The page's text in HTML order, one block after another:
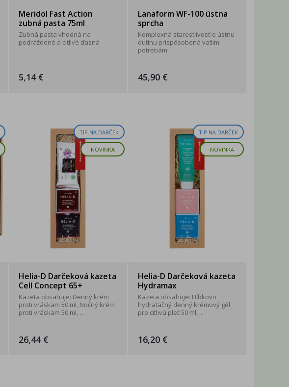
Meridol Fast Action
zubná pasta 75ml
Zubná pasta vhodná na
podráždené a citlivé ďasná
5,14 €
Lanaform WF-100 ústna
sprcha
Komplexná starostlivosť o ústnu
dutinu prispôsobená vašim
potrebám
45,90 €
TIP NA DARČEK
NOVINKA
Helia-D Darčeková kazeta
Cell Concept 65+
Kazeta obsahuje: Denný krém
proti vráskam 50 ml, Nočný krém
proti vráskam 50 ml, ...
26,44 €
TIP NA DARČEK
NOVINKA
Helia-D Darčeková kazeta
Hydramax
Kazeta obsahuje: Hĺbkovo
hydratačný denný krémový gél
pre citlivú pleť 50 ml, ...
16,20 €